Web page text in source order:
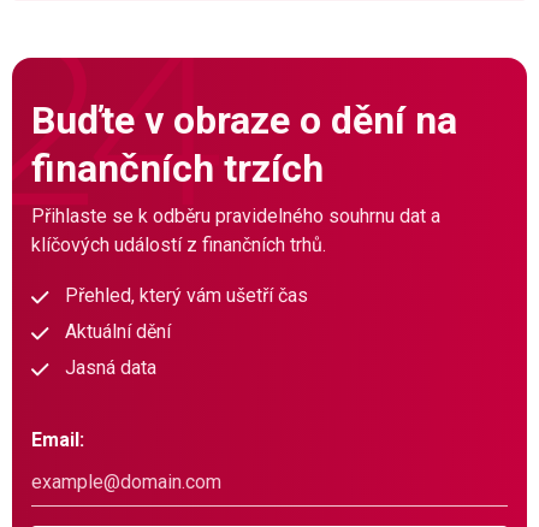
Buďte v obraze o dění na
finančních trzích
Přihlaste se k odběru pravidelného souhrnu dat a
klíčových událostí z finančních trhů.
Přehled, který vám ušetří čas
Aktuální dění
Jasná data
Email: